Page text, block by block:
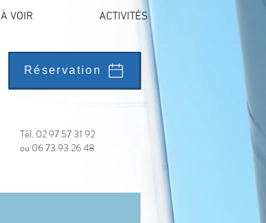
À VOIR ACTIVITÉS
Réservation
Tél. 02 97 57 31 92
ou 06 73 93 26 48